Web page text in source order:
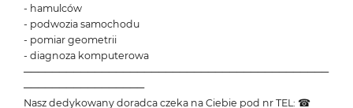
- hamulców
- podwozia samochodu
- pomiar geometrii
- diagnoza komputerowa
───────────────────────────────────────────
─────────────────
Nasz dedykowany doradca czeka na Ciebie pod nr TEL: ☎